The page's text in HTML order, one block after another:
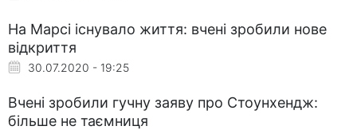
На Марсі існувало життя: вчені зробили нове
відкриття
30.07.2020 - 19:25
Вчені зробили гучну заяву про Стоунхендж:
більше не таємниця